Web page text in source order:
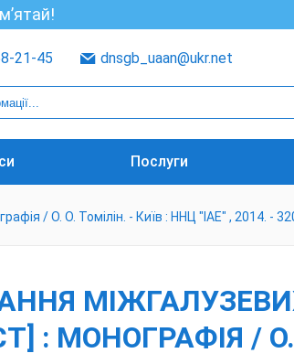
21-45 dnsgb_uaan@ukr.net
Послуги
/ О. О. Томілін. - Київ : ННЦ "ІАЕ" , 2014. -
: МОНОГРАФІЯ /